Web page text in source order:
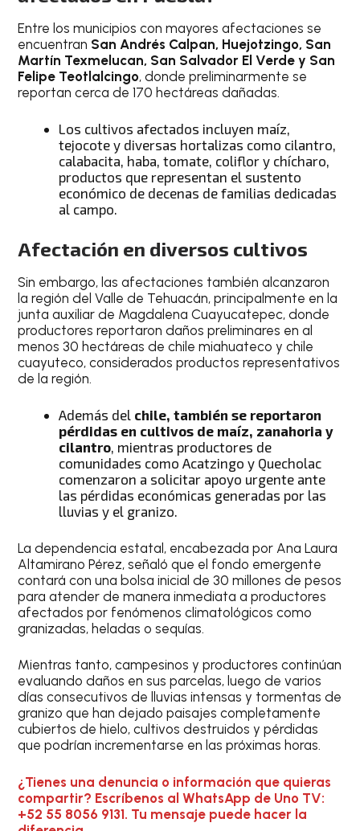
Entre los municipios con mayores afectaciones se
encuentran San Andrés Calpan, Huejotzingo, San
Martín Texmelucan, San Salvador El Verde y San
Felipe Teotlalcingo, donde preliminarmente se
reportan cerca de 170 hectáreas dañadas.
Los cultivos afectados incluyen maíz,
tejocote y diversas hortalizas como cilantro,
calabacita, haba, tomate, coliflor y chícharo,
productos que representan el sustento
económico de decenas de familias dedicadas
al campo.
Afectación en diversos cultivos
Sin embargo, las afectaciones también alcanzaron
la región del Valle de Tehuacán, principalmente en la
junta auxiliar de Magdalena Cuayucatepec, donde
productores reportaron daños preliminares en al
menos 30 hectáreas de chile miahuateco y chile
cuayuteco, considerados productos representativos
de la región.
Además del chile, también se reportaron
pérdidas en cultivos de maíz, zanahoria y
cilantro, mientras productores de
comunidades como Acatzingo y Quecholac
comenzaron a solicitar apoyo urgente ante
las pérdidas económicas generadas por las
lluvias y el granizo.
La dependencia estatal, encabezada por Ana Laura
Altamirano Pérez, señaló que el fondo emergente
contará con una bolsa inicial de 30 millones de pesos
para atender de manera inmediata a productores
afectados por fenómenos climatológicos como
granizadas, heladas o sequías.
Mientras tanto, campesinos y productores continúan
evaluando daños en sus parcelas, luego de varios
días consecutivos de lluvias intensas y tormentas de
granizo que han dejado paisajes completamente
cubiertos de hielo, cultivos destruidos y pérdidas
que podrían incrementarse en las próximas horas.
¿Tienes una denuncia o información que quieras
compartir? Escríbenos al WhatsApp de Uno TV:
+52 55 8056 9131. Tu mensaje puede hacer la